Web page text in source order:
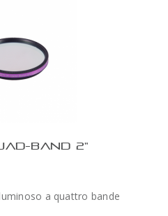
BAND 2"
a quattro bande